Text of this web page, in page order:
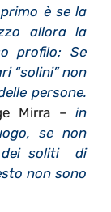
è se la
allora la
profilo; Se
“solini” non
persone.
Mirra – in
se non
dei soliti di
non sono